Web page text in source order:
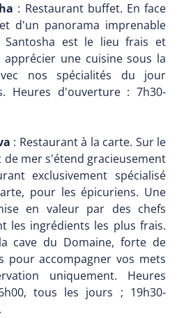
: Restaurant buffet. En face
d'un panorama imprenable
est le lieu frais et
une cuisine sous la
nos spécialités du jour
Heures d'ouverture : 7h30-
: Restaurant à la carte. Sur le
mer s'étend gracieusement
exclusivement spécialisé
pour les épicuriens. Une
en valeur par des chefs
les ingrédients les plus frais.
cave du Domaine, forte de
pour accompagner vos mets
uniquement. Heures
tous les jours ; 19h30-